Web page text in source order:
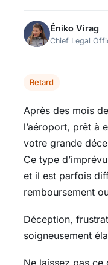
Éniko Virag
Chief Legal
Retard
Après des mois
l’aéroport, prêt à
votre grande
Ce type
et il est parfois
remboursement
Déception,
soigneusement
Ne laissez pas